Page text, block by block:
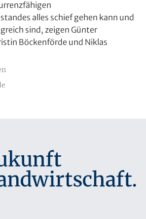
alles schief gehen kann und
sind, zeigen Günter
Böckenförde und Niklas